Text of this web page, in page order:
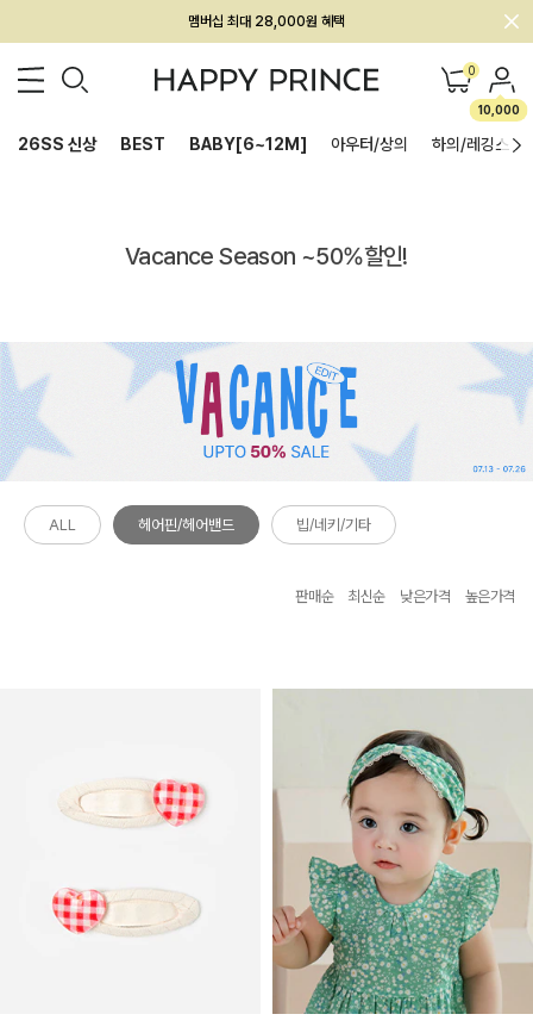
회원전용 아울렛, 가입하면 ~60% 할인!
멤버십 최대 28,000원 혜택 0
10,000
26SS 신상 BEST BABY[6~12M] 아우터/상의 하의/레깅스
Vacance Season ~50%할인!
ALL 헤어핀/헤어밴드 빕/네키/기타
판매순 최신순 낮은가격 높은가격